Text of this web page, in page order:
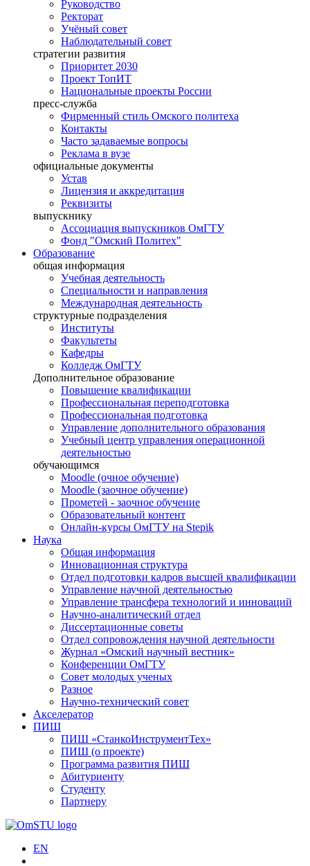
Руководство
Ректорат
Учёный совет
Наблюдательный совет
стратегии развития
Приоритет 2030
Проект ТопИТ
Национальные проекты России
пресс-служба
Фирменный стиль Омского политеха
Контакты
Часто задаваемые вопросы
Реклама в вузе
официальные документы
Устав
Лицензия и аккредитация
Реквизиты
выпускнику
Ассоциация выпускников ОмГТУ
Фонд "Омский Политех"
Образование
общая информация
Учебная деятельность
Специальности и направления
Международная деятельность
структурные подразделения
Институты
Факультеты
Кафедры
Колледж ОмГТУ
Дополнительное образование
Повышение квалификации
Профессиональная переподготовка
Профессиональная подготовка
Управление дополнительного образования
Учебный центр управления операционной
деятельностью
обучающимся
Moodle (очное обучение)
Moodle (заочное обучение)
Прометей - заочное обучение
Образовательный контент
Онлайн-курсы ОмГТУ на Stepik
Наука
Общая информация
Инновационная структура
Отдел подготовки кадров высшей квалификации
Управление научной деятельностью
Управление трансфера технологий и инноваций
Научно-аналитический отдел
Диссертационные советы
Отдел сопровождения научной деятельности
Журнал «Омский научный вестник»
Конференции ОмГТУ
Совет молодых ученых
Разное
Научно-технический совет
Акселератор
ПИШ
ПИШ «СтанкоИнструментТех»
ПИШ (о проекте)
Программа развития ПИШ
Абитуриенту
Студенту
Партнеру
EN